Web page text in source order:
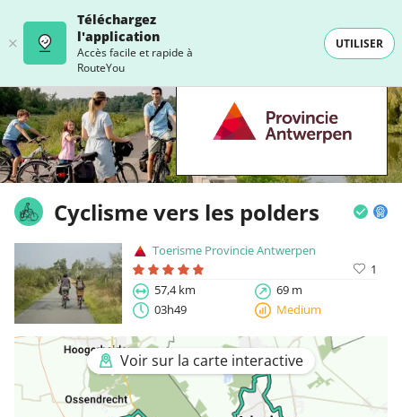
Téléchargez
l'application
Accès facile et rapide à
RouteYou
UTILISER
Cyclisme vers les polders
Toerisme Provincie Antwerpen
1
57,4 km
69 m
03h49
Medium
Voir sur la carte interactive